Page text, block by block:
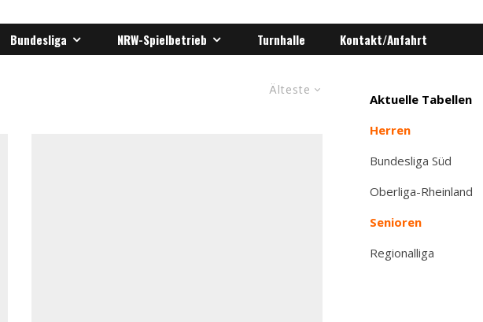
Bundesliga NRW-Spielbetrieb Turnhalle Kontakt/Anfahrt
Älteste
Aktuelle Tabellen
Herren
Bundesliga Süd
Oberliga-Rheinland
Senioren
Regionalliga